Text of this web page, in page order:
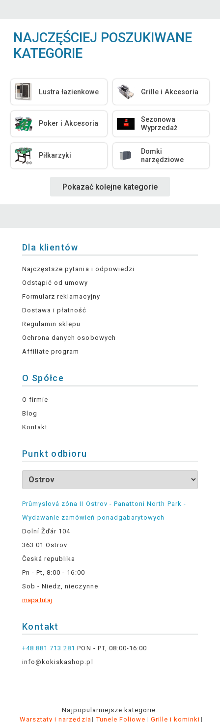
NAJCZĘŚCIEJ POSZUKIWANE
KATEGORIE
Lustra łazienkowe Grille i Akcesoria
Poker i Akcesoria
Sezonowa
Wyprzedaż
Piłkarzyki
Domki
narzędziowe
Pokazać kolejne kategorie
Dla klientów
Najczęstsze pytania i odpowiedzi
Odstąpić od umowy
Formularz reklamacyjny
Dostawa i płatność
Regulamin sklepu
Ochrona danych osobowych
Affiliate program
O Spółce
O firmie
Blog
Kontakt
Punkt odbioru
Průmyslová zóna II Ostrov - Panattoni North Park -
Wydawanie zamówień ponadgabarytowych
Dolní Žďár 104
363 01 Ostrov
Česká republika
Pn - Pt, 8:00 - 16:00
Sob - Niedz, nieczynne
mapa tutaj
Kontakt
+48 881 713 281 PON - PT, 08:00-16:00
info@kokiskashop.pl
Najpopularniejsze kategorie:
Warsztaty i narzędzia
Tunele Foliowe Grille i kominki